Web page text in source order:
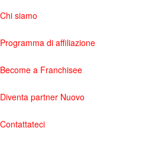
Chi siamo
Programma di affiliazione
Become a Franchisee
Diventa partner Nuovo
Contattateci